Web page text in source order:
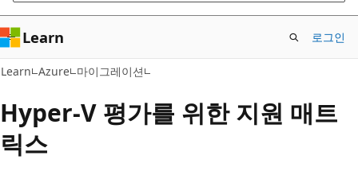
Learn 로그인
Learn Azure 마이그레이션
Hyper-V 평가를 위한 지원 매트
릭스